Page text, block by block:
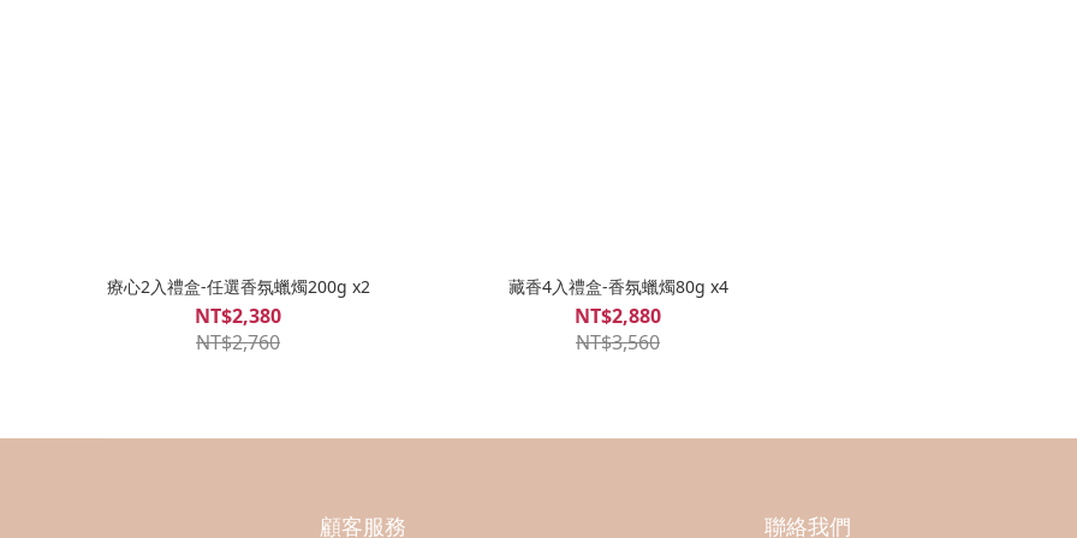
療心2入禮盒-任選香氛蠟燭200g x2
NT$2,380
NT$2,760
藏香4入禮盒-香氛蠟燭80g x4
NT$2,880
NT$3,560
顧客服務 聯絡我們